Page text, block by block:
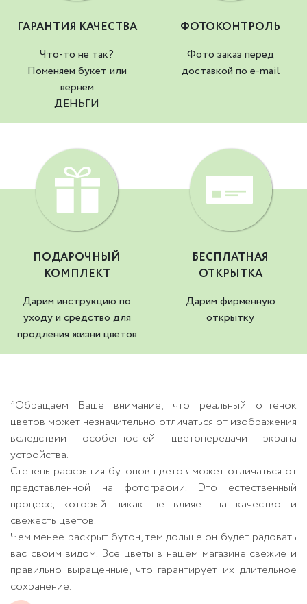
ГАРАНТИЯ КАЧЕСТВА
Что-то не так?
Поменяем букет или
вернем
ДЕНЬГИ
ФОТОКОНТРОЛЬ
Фото заказ перед
доставкой по e-mail
ПОДАРОЧНЫЙ
КОМПЛЕКТ
Дарим инструкцию по
уходу и средство для
продления жизни цветов
БЕСПЛАТНАЯ
ОТКРЫТКА
Дарим фирменную
открытку
*Обращаем Ваше внимание, что реальный оттенок
цветов может незначительно отличаться от изображения
вследствии особенностей цветопередачи экрана
устройства.
Степень раскрытия бутонов цветов может отличаться от
представленной на фотографии. Это естественный
процесс, который никак не влияет на качество и
свежесть цветов.
Чем менее раскрыт бутон, тем дольше он будет радовать
вас своим видом. Все цветы в нашем магазине свежие и
правильно выращенные, что гарантирует их длительное
сохранение.